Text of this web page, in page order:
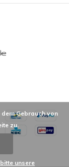
Gebrauch von
zu.
unsere